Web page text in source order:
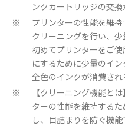
ンクカートリッジの交換
※
プリンターの性能を維
クリーニングを行い、少
初めてプリンターをご
にするために少量のイン
全色のインクが消費され
※
【クリーニング機能と
ターの性能を維持する
し、目詰まりを防ぐ機能